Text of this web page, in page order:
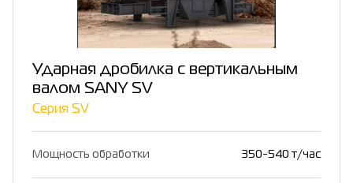
Ударная дробилка с вертикальным
валом SANY SV
Серия SV
Мощность обработки 350-540 т/час